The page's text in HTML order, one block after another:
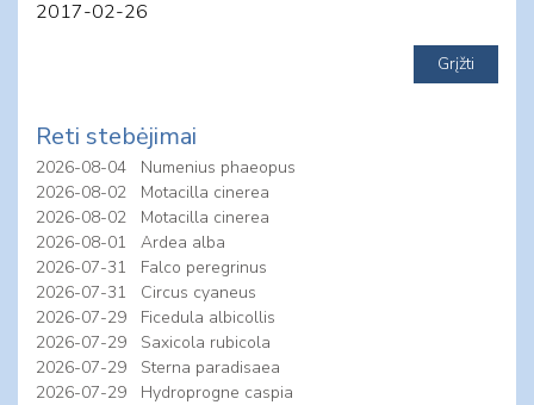
2017-02-26
Reti stebėjimai
2026-08-04
Numenius phaeopus
2026-08-02
Motacilla cinerea
2026-08-02
Motacilla cinerea
2026-08-01
Ardea alba
2026-07-31
Falco peregrinus
2026-07-31
Circus cyaneus
2026-07-29
Ficedula albicollis
2026-07-29
Saxicola rubicola
2026-07-29
Sterna paradisaea
2026-07-29
Hydroprogne caspia